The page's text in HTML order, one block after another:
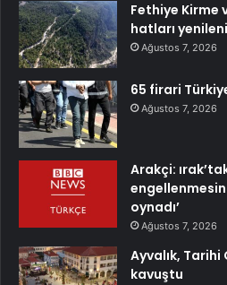
Fethiye Kirme
hatları
Ağustos 7, 2026
65 firari
Ağustos 7, 2026
Arakçi:
oynadı’
Ağustos 7, 2026
Ayvalık, Tarihi
kavuştu